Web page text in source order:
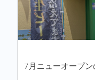
7月ニューオープン